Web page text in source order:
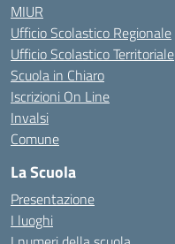
MIUR
Ufficio Scolastico Regionale
Ufficio Scolastico Territoriale
Scuola in Chiaro
Iscrizioni On Line
Invalsi
Comune
La Scuola
Presentazione
I luoghi